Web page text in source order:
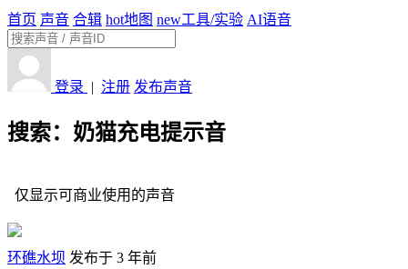
首页 声音 合辑 hot地图 new工具/实验 AI语音
登录 | 注册 发布声音
搜索：奶猫充电提示音
仅显示可商业使用的声音
环礁水坝 发布于 3 年前